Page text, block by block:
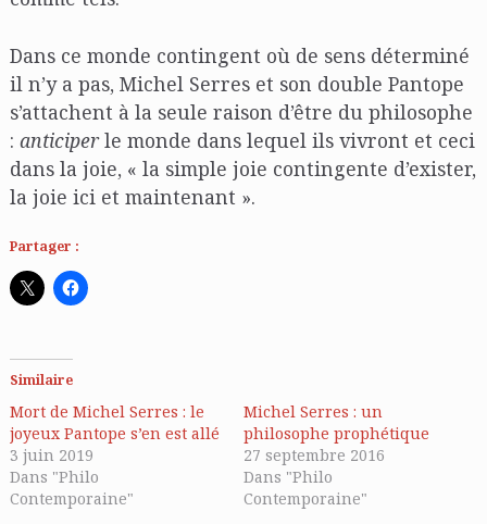
Dans ce monde contingent où de sens déterminé
il n’y a pas, Michel Serres et son double Pantope
s’attachent à la seule raison d’être du philosophe
: anticiperle monde dans lequel ils vivront et ceci
dans la joie, « la simple joie contingente d’exister,
la joie ici et maintenant ».
Partager :
Similaire
Mort de Michel Serres : le
joyeux Pantope s’en est allé
3 juin 2019
Dans "Philo
Contemporaine"
Michel Serres : un
philosophe prophétique
27 septembre 2016
Dans "Philo
Contemporaine"